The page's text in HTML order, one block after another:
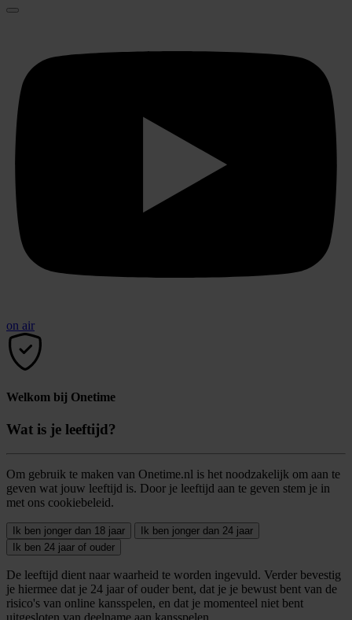
on air
Welkom bij Onetime
Wat is je leeftijd?
Om gebruik te maken van Onetime.nl is het noodzakelijk om aan te
geven wat jouw leeftijd is. Door je leeftijd aan te geven stem je in
met ons cookiebeleid.
Ik ben jonger dan 18 jaar
Ik ben jonger dan 24 jaar
Ik ben 24 jaar of ouder
De leeftijd dient naar waarheid te worden ingevuld. Verder bevestig
je hiermee dat je 24 jaar of ouder bent, dat je je bewust bent van de
risico's van online kansspelen, en dat je momenteel niet bent
uitgesloten van deelname aan kansspelen.